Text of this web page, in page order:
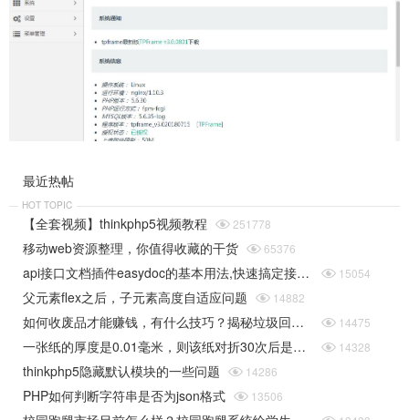
最近热帖
HOT TOPIC
【全套视频】thinkphp5视频教程  251778
移动web资源整理，你值得收藏的干货  65376
api接口文档插件easydoc的基本用法,快速搞定接口文档  15054
父元素flex之后，子元素高度自适应问题  14882
如何收废品才能赚钱，有什么技巧？揭秘垃圾回收行业的一些规则  14475
一张纸的厚度是0.01毫米，则该纸对折30次后是多厚（据说超过珠穆朗玛峰的高度）php实现  14328
thinkphp5隐藏默认模块的一些问题  14286
PHP如何判断字符串是否为json格式  13506